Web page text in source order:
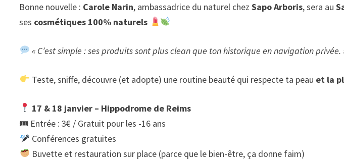
Bonne nouvelle : Carole Narin, ambassadrice du naturel chezSapo Arboris, sera au
ses cosmétiques 100% naturels
« C’est simple : ses produits sont plus clean que ton historique en navigation privée.
Teste, sniffe, découvre (et adopte) une routine beauté qui respecte ta peau et la
17 & 18 janvier – Hippodrome de Reims
🎟 Entrée : 3€ / Gratuit pour les -16 ans
Conférences gratuites
Buvette et restauration sur place (parce que le bien-être, ça donne faim)